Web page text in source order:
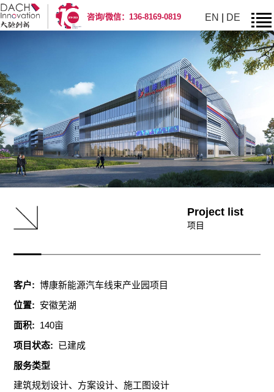
咨询/微信：136-8169-0819 EN DE
Project list
项目
客户:博康新能源汽车线束产业园项目
位置: 安徽芜湖
面积: 140亩
项目状态: 已建成
服务类型
建筑规划设计、方案设计、施工图设计